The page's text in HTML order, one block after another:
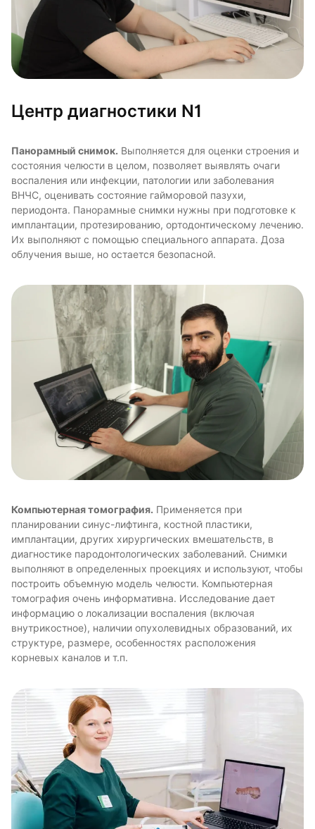
Центр диагностики N1
Панорамный снимок. Выполняется для оценки строения и
состояния челюсти в целом, позволяет выявлять очаги
воспаления или инфекции, патологии или заболевания
ВНЧС, оценивать состояние гайморовой пазухи,
периодонта. Панорамные снимки нужны при подготовке к
имплантации, протезированию, ортодонтическому лечению.
Их выполняют с помощью специального аппарата. Доза
облучения выше, но остается безопасной.
Компьютерная томография. Применяется при
планировании синус-лифтинга, костной пластики,
имплантации, других хирургических вмешательств, в
диагностике пародонтологических заболеваний. Снимки
выполняют в определенных проекциях и используют, чтобы
построить объемную модель челюсти. Компьютерная
томография очень информативна. Исследование дает
информацию о локализации воспаления (включая
внутрикостное), наличии опухолевидных образований, их
структуре, размере, особенностях расположения
корневых каналов и т.п.